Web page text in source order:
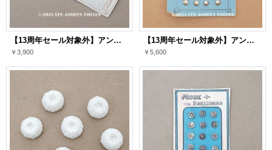
【13周年セール対象外】アンティーク 8mm シルク製 くるみボタン ピンクブラウン 7ピースのセット
￥3,900
【13周年セール対象外】アンティーク メタルボタン 6mm シルバー色
￥5,600